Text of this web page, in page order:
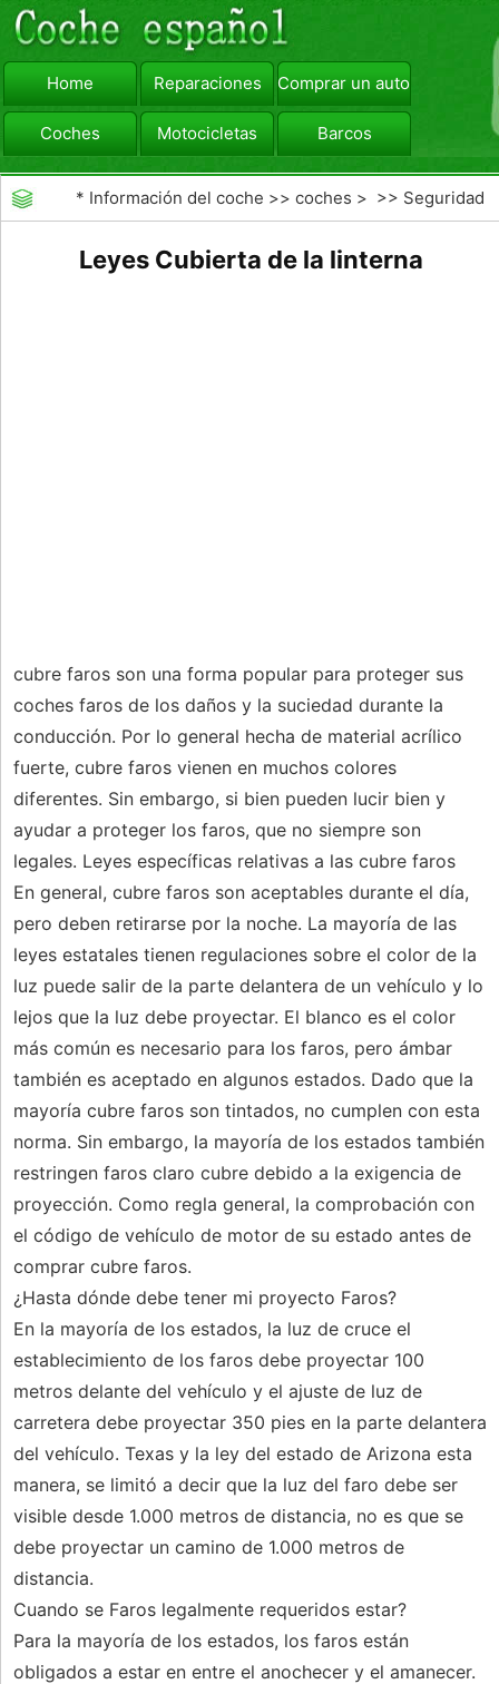
Home Reparaciones Comprar un automóvil
Coches Motocicletas Barcos
viajar Camiones
* Información del coche >>coches > >> Seguridad
Leyes Cubierta de la linterna
cubre faros son una forma popular para proteger sus
coches faros de los daños y la suciedad durante la
conducción. Por lo general hecha de material acrílico
fuerte, cubre faros vienen en muchos colores
diferentes. Sin embargo, si bien pueden lucir bien y
ayudar a proteger los faros, que no siempre son
legales. Leyes específicas relativas a las cubre faros
En general, cubre faros son aceptables durante el día,
pero deben retirarse por la noche. La mayoría de las
leyes estatales tienen regulaciones sobre el color de la
luz puede salir de la parte delantera de un vehículo y lo
lejos que la luz debe proyectar. El blanco es el color
más común es necesario para los faros, pero ámbar
también es aceptado en algunos estados. Dado que la
mayoría cubre faros son tintados, no cumplen con esta
norma. Sin embargo, la mayoría de los estados también
restringen faros claro cubre debido a la exigencia de
proyección. Como regla general, la comprobación con
el código de vehículo de motor de su estado antes de
comprar cubre faros.
¿Hasta dónde debe tener mi proyecto Faros?
En la mayoría de los estados, la luz de cruce el
establecimiento de los faros debe proyectar 100
metros delante del vehículo y el ajuste de luz de
carretera debe proyectar 350 pies en la parte delantera
del vehículo. Texas y la ley del estado de Arizona esta
manera, se limitó a decir que la luz del faro debe ser
visible desde 1.000 metros de distancia, no es que se
debe proyectar un camino de 1.000 metros de
distancia.
Cuando se Faros legalmente requeridos estar?
Para la mayoría de los estados, los faros están
obligados a estar en entre el anochecer y el amanecer.